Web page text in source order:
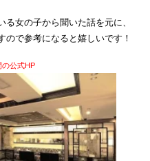
女の子から聞いた話を元に、
で参考になると嬉しいです！
の公式HP